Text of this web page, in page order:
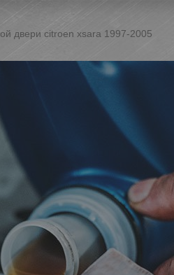
двери citroen xsara 1997-2005